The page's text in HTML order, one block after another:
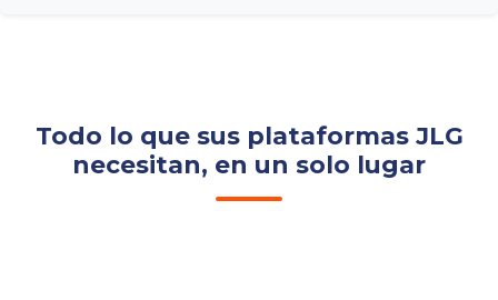
Todo lo que sus plataformas JLG
necesitan, en un solo lugar